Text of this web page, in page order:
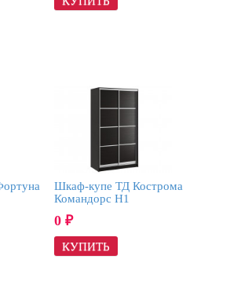
Шкаф-купе ТД Кострома
Командорс Н1
0 ₽